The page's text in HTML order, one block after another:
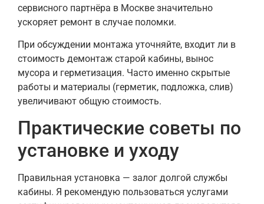
сервисного партнёра в Москве значительно
ускоряет ремонт в случае поломки.
При обсуждении монтажа уточняйте, входит ли в
стоимость демонтаж старой кабины, вынос
мусора и герметизация. Часто именно скрытые
работы и материалы (герметик, подложка, слив)
увеличивают общую стоимость.
Практические советы по
установке и уходу
Правильная установка — залог долгой службы
кабины. Я рекомендую пользоваться услугами